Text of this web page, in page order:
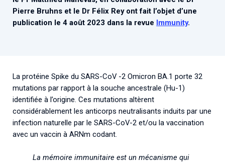
Pierre Bruhns et le Dr Félix Rey ont fait l’objet d’une
publication le 4 août 2023 dans la revue Immunity.
La protéine Spike du SARS-CoV -2 Omicron BA.1 porte 32
mutations par rapport à la souche ancestrale (Hu-1)
identifiée à l’origine. Ces mutations altèrent
considérablement les anticorps neutralisants induits par une
infection naturelle par le SARS-CoV-2 et/ou la vaccination
avec un vaccin à ARNm codant.
La mémoire immunitaire est un mécanisme qui